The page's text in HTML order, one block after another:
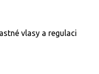
vlasy a regulaci